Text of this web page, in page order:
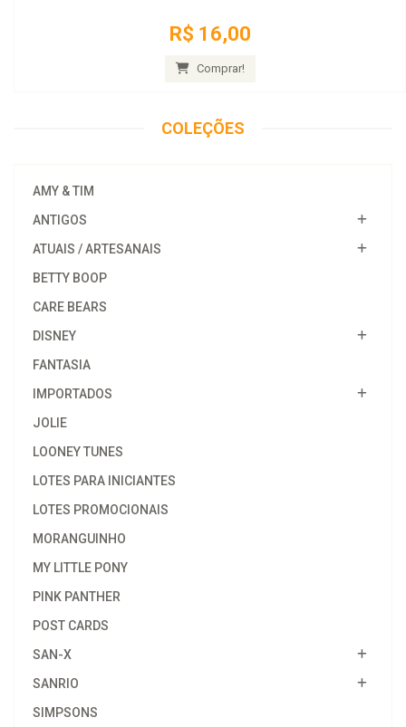
R$ 16,00
Comprar!
COLEÇÕES
AMY & TIM
ANTIGOS
ATUAIS / ARTESANAIS
BETTY BOOP
CARE BEARS
DISNEY
FANTASIA
IMPORTADOS
JOLIE
LOONEY TUNES
LOTES PARA INICIANTES
LOTES PROMOCIONAIS
MORANGUINHO
MY LITTLE PONY
PINK PANTHER
POST CARDS
SAN-X
SANRIO
SIMPSONS